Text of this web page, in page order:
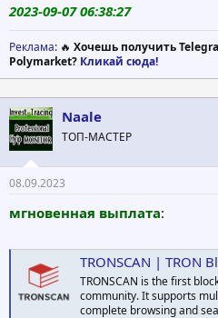
2023-09-07 06:38:27
Реклама: 🔥 Хочешь получить
Polymarket? Кликай сюда!
Naale
ТОП-МАСТЕР
08.09.2023
мгновенная выплата:
TRONSCAN | TRON
TRONSCAN is the first
community. It supports
complete browsing and